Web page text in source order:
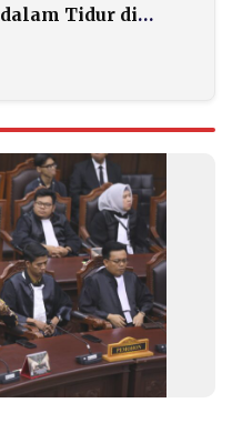
dalam Tidur di